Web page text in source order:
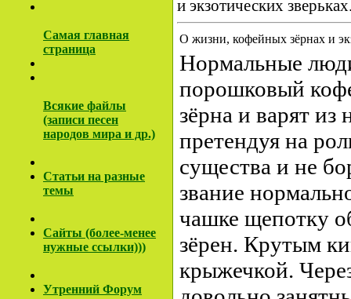
Самая главная
страница
Всякие файлы
(записи песен
народов мира и др.)
Cтатьи на разные
темы
Сайты (более-менее
нужные ссылки)))
Утренний Форум
и экзотических
О жизни, кофейных зёрнах и
Нормальные
порошковый
зёрна и варят
претендуя на
существа и не
звание
чашке щепотку
зёрен. Крутым
крыжечкой.